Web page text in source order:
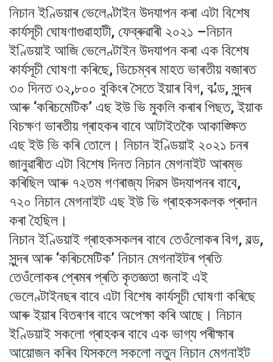
নিচান ইণ্ডিয়াৰ ভেলেণ্টাইন উদযাপন কৰা এটা বিশেষ
কাৰ্যসূচী ঘোষণাগুৱাহাটী, ফেব্ৰুৱাৰী ২০২১ –নিচান
ইণ্ডিয়াই আজি ভেলেণ্টাইন উদযাপন কৰা এক বিশেষ
কাৰ্যসূচী ঘোষণা কৰিছে, ডিচেম্বৰ মাহত ভাৰতীয় বজাৰত
৩০ দিনত ৩২,৮০০ বুকিংৰ সৈতে ইয়াৰ বিগ, ব’ল্ড, সুন্দৰ
আৰু ‘কৰিচমেটিক’ এছ ইউ ভি মুকলি কৰাৰ পিছত, ইয়াক
বিচক্ষণ ভাৰতীয় গ্ৰাহকৰ বাবে আটাইতকৈ আকাঙ্ক্ষিত
এছ ইউ ভি কৰি তোলে। নিচান ইণ্ডিয়াই ২০২১ চনৰ
জানুৱাৰীত এটা বিশেষ দিনত নিচান মেগনাইট আৰম্ভ
কৰিছিল আৰু ৭২তম গণৰাজ্য দিৱস উদযাপনৰ বাবে,
৭২০ নিচান মেগনাইট এছ ইউ ভি গ্ৰাহকসকলক প্ৰদান
কৰা হৈছিল।
নিচান ইণ্ডিয়াই গ্ৰাহকসকলৰ বাবে তেওঁলোকৰ বিগ, বল্ড,
সুন্দৰ আৰু ‘কৰিচমেটিক’ নিচান মেগনাইটৰ প্ৰতি
তেওঁলোকৰ প্ৰেমৰ প্ৰতি কৃতজ্ঞতা জনাই এই
ভেলেণ্টাইনছৰ বাবে এটা বিশেষ কাৰ্যসূচী ঘোষণা কৰিছে
আৰু ইয়াৰ বিতৰণৰ বাবে অপেক্ষা কৰি আছে। নিচান
ইণ্ডিয়াই সকলো গ্ৰাহকৰ বাবে এক ভাগ্য পৰীক্ষাৰ
আয়োজন কৰিব যিসকলে সকলো নতুন নিচান মেগনাইট